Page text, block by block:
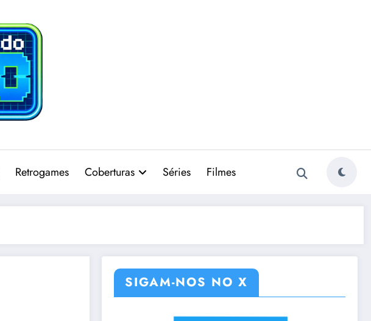
Retrogames Coberturas Séries Filmes
SIGAM-NOS NO X